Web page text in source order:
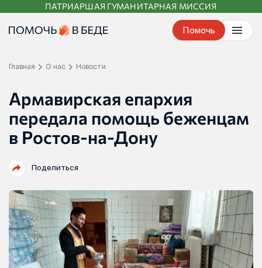
контенту
ПАТРИАРШАЯ ГУМАНИТАРНАЯ МИССИЯ
Помочь
Главная О нас Новости
Армавирская епархия
передала помощь беженцам
в Ростов-на-Дону
Поделиться